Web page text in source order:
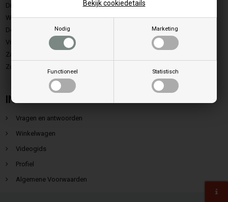
Nodig Marketing
Functioneel Statistisch
Bekijk cookiedetails
Dinsdag:
Woensdag: 9.00 - 15.00
Donerdag:
9.00 - 15.00
Vrijdag:
9.00 - 13.00
Zaterdag:
Zondag.:
INFORMATIE
Vragen en antwoorden
Winkelwagen
Videogids
Profiel
Algemene Voorwaarden